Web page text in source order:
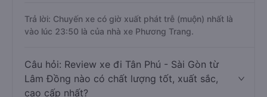
Trả lời: Chuyến xe có giờ xuất phát trễ (muộn) nhất là
vào lúc 23:50 là của nhà xe Phương Trang.
Câu hỏi: Review xe đi Tân Phú - Sài Gòn từ
Lâm Đồng nào có chất lượng tốt, xuất sắc,
cao cấp nhất?